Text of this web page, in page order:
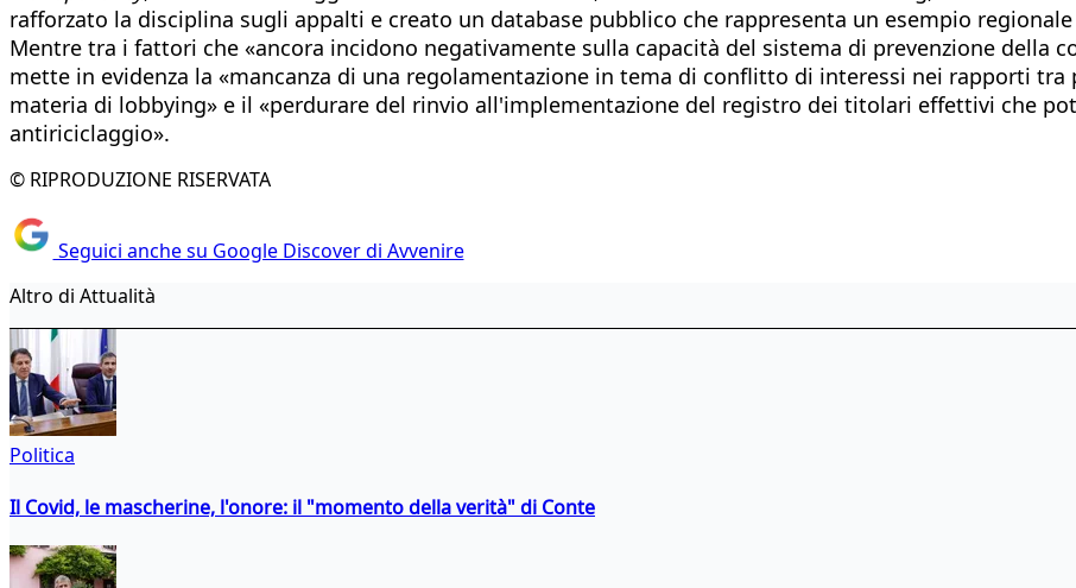
rafforzato la disciplina sugli appalti e creato un database pubblico che rappresenta un esempio
Mentre tra i fattori che «ancora incidono negativamente sulla capacità del sistema di prevenzione della
mette in evidenza la «mancanza di una regolamentazione in tema di conflitto di interessi nei rapporti
materia di lobbying» e il «perdurare del rinvio all'implementazione del registro dei titolari effettivi che
antiriciclaggio».
© RIPRODUZIONE RISERVATA
Seguici anche su Google Discover di Avvenire
Altro di Attualità
Politica
Il Covid, le mascherine, l'onore: il "momento della verità" di Conte